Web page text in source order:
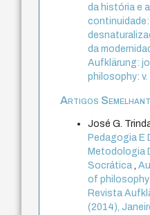
da história e
da
Aufklärung:
philosophy: v.
Artigos
José G.
Pedagogia E
Metodologia
Socrática,
of
Revista
(2014),